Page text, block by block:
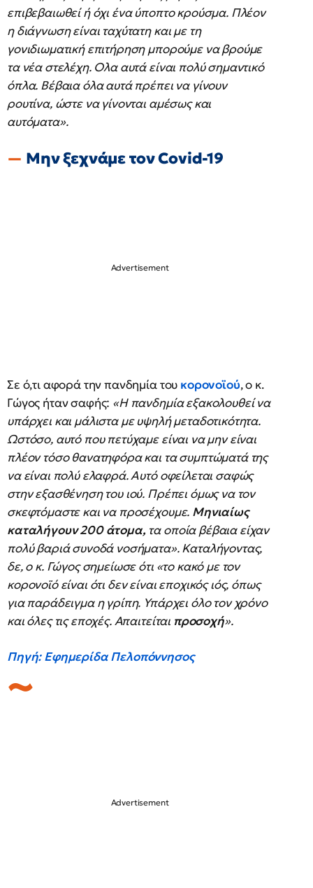
επιβεβαιωθεί ή όχι ένα ύποπτο κρούσμα. Πλέον
η διάγνωση είναι ταχύτατη και με τη
γονιδιωματική επιτήρηση μπορούμε να βρούμε
τα νέα στελέχη. Ολα αυτά είναι πολύ σημαντικό
όπλα. Βέβαια όλα αυτά πρέπει να γίνουν
ρουτίνα, ώστε να γίνονται αμέσως και
αυτόματα».
Μην ξεχνάμε τον Covid-19
Σε ό,τι αφορά την πανδημία του κορονοϊού, ο κ.
Γώγος ήταν σαφής: «Η πανδημία εξακολουθεί να
υπάρχει και μάλιστα με υψηλή μεταδοτικότητα.
Ωστόσο, αυτό που πετύχαμε είναι να μην είναι
πλέον τόσο θανατηφόρα και τα συμπτώματά της
να είναι πολύ ελαφρά. Αυτό οφείλεται σαφώς
στην εξασθένηση του ιού. Πρέπει όμως να τον
σκεφτόμαστε και να προσέχουμε. Μηνιαίως
καταλήγουν 200 άτομα, τα οποία βέβαια είχαν
πολύ βαριά συνοδά νοσήματα». Καταλήγοντας,
δε, ο κ. Γώγος σημείωσε ότι «το κακό με τον
κορονοϊό είναι ότι δεν είναι εποχικός ιός, όπως
για παράδειγμα η γρίπη. Υπάρχει όλο τον χρόνο
και όλες τις εποχές. Απαιτείται προσοχή».
Πηγή: Εφημερίδα Πελοπόννησος